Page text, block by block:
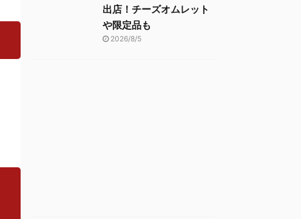
出店！チーズオムレット
や限定品も
2026/8/5